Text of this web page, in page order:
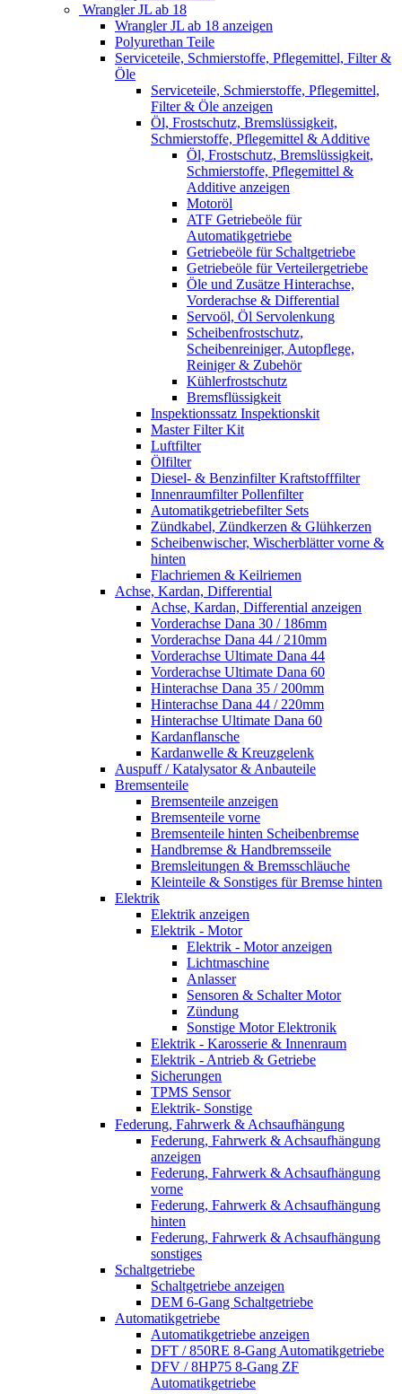
Wrangler JL ab 18
Wrangler JL ab 18 anzeigen
Polyurethan Teile
Serviceteile, Schmierstoffe, Pflegemittel, Filter &
Öle
Serviceteile, Schmierstoffe, Pflegemittel,
Filter & Öle anzeigen
Öl, Frostschutz, Bremslüssigkeit,
Schmierstoffe, Pflegemittel & Additive
Öl, Frostschutz, Bremslüssigkeit,
Schmierstoffe, Pflegemittel &
Additive anzeigen
Motoröl
ATF Getriebeöle für
Automatikgetriebe
Getriebeöle für Schaltgetriebe
Getriebeöle für Verteilergetriebe
Öle und Zusätze Hinterachse,
Vorderachse & Differential
Servoöl, Öl Servolenkung
Scheibenfrostschutz,
Scheibenreiniger, Autopflege,
Reiniger & Zubehör
Kühlerfrostschutz
Bremsflüssigkeit
Inspektionssatz Inspektionskit
Master Filter Kit
Luftfilter
Ölfilter
Diesel- & Benzinfilter Kraftstofffilter
Innenraumfilter Pollenfilter
Automatikgetriebefilter Sets
Zündkabel, Zündkerzen & Glühkerzen
Scheibenwischer, Wischerblätter vorne &
hinten
Flachriemen & Keilriemen
Achse, Kardan, Differential
Achse, Kardan, Differential anzeigen
Vorderachse Dana 30 / 186mm
Vorderachse Dana 44 / 210mm
Vorderachse Ultimate Dana 44
Vorderachse Ultimate Dana 60
Hinterachse Dana 35 / 200mm
Hinterachse Dana 44 / 220mm
Hinterachse Ultimate Dana 60
Kardanflansche
Kardanwelle & Kreuzgelenk
Auspuff / Katalysator & Anbauteile
Bremsenteile
Bremsenteile anzeigen
Bremsenteile vorne
Bremsenteile hinten Scheibenbremse
Handbremse & Handbremsseile
Bremsleitungen & Bremsschläuche
Kleinteile & Sonstiges für Bremse hinten
Elektrik
Elektrik anzeigen
Elektrik - Motor
Elektrik - Motor anzeigen
Lichtmaschine
Anlasser
Sensoren & Schalter Motor
Zündung
Sonstige Motor Elektronik
Elektrik - Karosserie & Innenraum
Elektrik - Antrieb & Getriebe
Sicherungen
TPMS Sensor
Elektrik- Sonstige
Federung, Fahrwerk & Achsaufhängung
Federung, Fahrwerk & Achsaufhängung
anzeigen
Federung, Fahrwerk & Achsaufhängung
vorne
Federung, Fahrwerk & Achsaufhängung
hinten
Federung, Fahrwerk & Achsaufhängung
sonstiges
Schaltgetriebe
Schaltgetriebe anzeigen
DEM 6-Gang Schaltgetriebe
Automatikgetriebe
Automatikgetriebe anzeigen
DFT / 850RE 8-Gang Automatikgetriebe
DFV / 8HP75 8-Gang ZF
Automatikgetriebe